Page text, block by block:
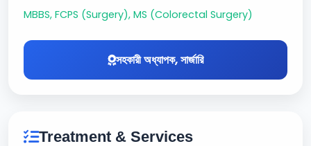
MBBS, FCPS (Surgery), MS (Colorectal Surgery)
সহকারী অধ্যাপক, সার্জারি
Treatment & Services